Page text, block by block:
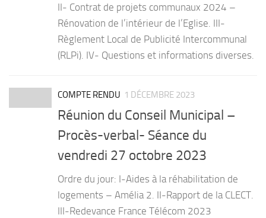
II- Contrat de projets communaux 2024 –
Rénovation de l’intérieur de l’Eglise. III-
Règlement Local de Publicité Intercommunal
(RLPi). IV- Questions et informations diverses.
COMPTE RENDU 1 DÉCEMBRE 2023
Réunion du Conseil Municipal –
Procès-verbal- Séance du
vendredi 27 octobre 2023
Ordre du jour: I-Aides à la réhabilitation de
logements – Amélia 2. II-Rapport de la CLECT.
III-Redevance France Télécom 2023